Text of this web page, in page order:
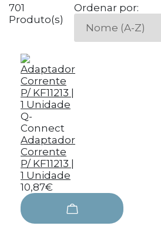
701
Produto(s)
Ordenar por:
Q-
Connect
Adaptador
Corrente
P/ KF11213 |
1 Unidade
10,87€